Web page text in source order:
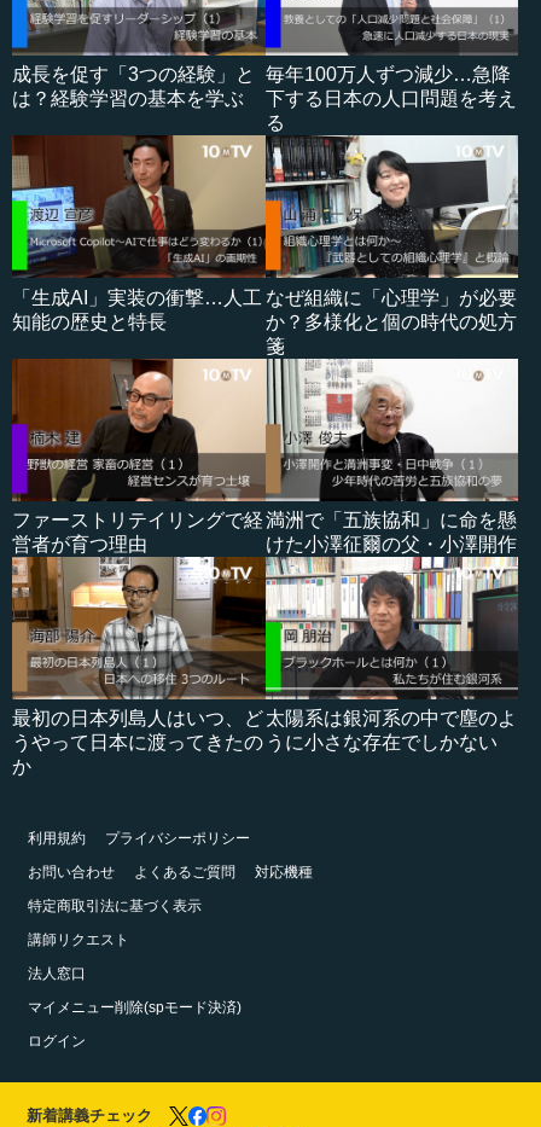
成長を促す「3つの経験」と
は？経験学習の基本を学ぶ
毎年100万人ずつ減少…急降
下する日本の人口問題を考え
る
「生成AI」実装の衝撃…人工
知能の歴史と特長
なぜ組織に「心理学」が必要
か？多様化と個の時代の処方
箋
ファーストリテイリングで経
営者が育つ理由
満洲で「五族協和」に命を懸
けた小澤征爾の父・小澤開作
最初の日本列島人はいつ、ど
うやって日本に渡ってきたの
か
太陽系は銀河系の中で塵のよ
うに小さな存在でしかない
利用規約
プライバシーポリシー
お問い合わせ
よくあるご質問
対応機種
特定商取引法に基づく表示
講師リクエスト
法人窓口
マイメニュー削除(spモード決済)
ログイン
新着講義チェック